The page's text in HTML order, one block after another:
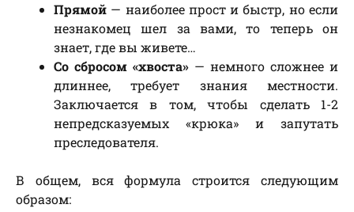
Прямой — наиболее прост и быстр, но если
незнакомец шел за вами, то теперь он
знает, где вы живете…
Со сбросом «хвоста» — немного сложнее и
длиннее, требует знания местности.
Заключается в том, чтобы сделать 1-2
непредсказуемых «крюка» и запутать
преследователя.
В общем, вся формула строится следующим
образом: